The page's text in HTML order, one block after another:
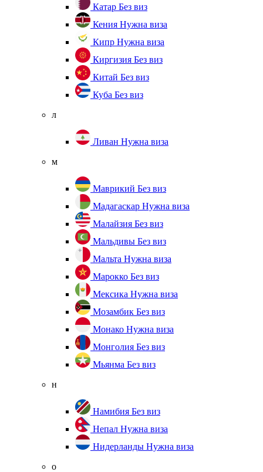
Катар Без виз
Кения Нужна виза
Кипр Нужна виза
Киргизия Без виз
Китай Без виз
Куба Без виз
л
Ливан Нужна виза
м
Маврикий Без виз
Мадагаскар Нужна виза
Малайзия Без виз
Мальдивы Без виз
Мальта Нужна виза
Марокко Без виз
Мексика Нужна виза
Мозамбик Без виз
Монако Нужна виза
Монголия Без виз
Мьянма Без виз
н
Намибия Без виз
Непал Нужна виза
Нидерланды Нужна виза
о